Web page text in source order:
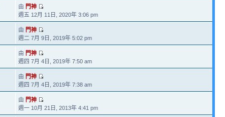
由 門神
週五 12月 11日, 2020年 3:06 pm
由 門神
週二 7月 9日, 2019年 5:02 pm
由 門神
週四 7月 4日, 2019年 7:50 am
由 門神
週四 7月 4日, 2019年 7:38 am
由 門神
週一 10月 21日, 2013年 4:41 pm